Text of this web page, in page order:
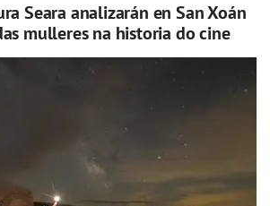
Seara analizarán en San Xoán
mulleres na historia do cine